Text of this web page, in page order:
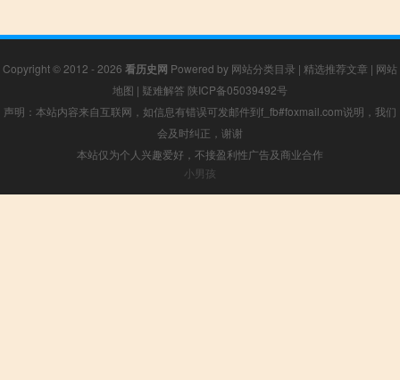
Copyright © 2012 - 2026 看历史网 Powered by 网站分类目录 | 精选推荐文章 | 网站
地图 | 疑难解答 陕ICP备05039492号
声明：本站内容来自互联网，如信息有错误可发邮件到f_fb#foxmail.com说明，我们
会及时纠正，谢谢
本站仅为个人兴趣爱好，不接盈利性广告及商业合作
小男孩